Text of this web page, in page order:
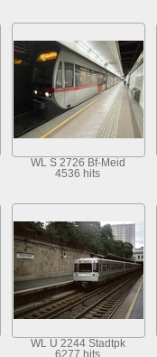
WL S 2726 Bf-Meid
4536 hits
WL U 2244 Stadtpk
6277 hits